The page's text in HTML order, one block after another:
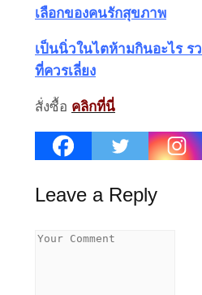
เลือกของคนรักสุขภาพ
เป็นนิ่วในไตห้ามกินอะไร ร
ที่ควรเลี่ยง
สั่งซื้อ คลิกที่นี่
Leave a Reply